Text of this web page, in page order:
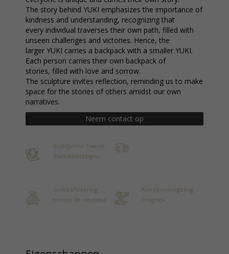
The story behind YUKI emphasizes the importance of
kindness and understanding, recognizing that
every individual traverses their own path, filled with
unseen challenges and victories. Hence, the
larger YUKI carries a backpack with a smaller YUKI.
Each person carries their own backpack of
stories, filled with love and sorrow.
The sculpture invites reflection, reminding us to make
space for the stories of others amidst our own
narratives.
Neem contact op
Vrijblijvend 1 week
thuis bezichtigen
Gratis aflevering
binnen de randstad
Kunstkoopregeling
mogelijk